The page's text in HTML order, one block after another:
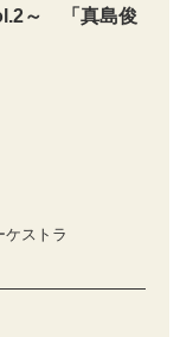
～ 「真島俊
ケストラ